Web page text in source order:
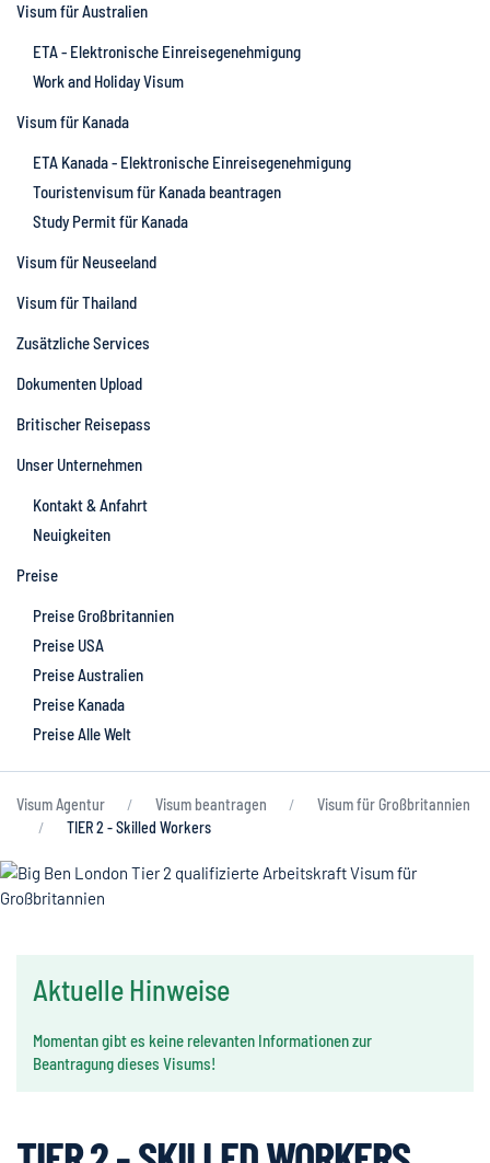
Visum für Australien
ETA - Elektronische Einreisegenehmigung
Work and Holiday Visum
Visum für Kanada
ETA Kanada - Elektronische Einreisegenehmigung
Touristenvisum für Kanada beantragen
Study Permit für Kanada
Visum für Neuseeland
Visum für Thailand
Zusätzliche Services
Dokumenten Upload
Britischer Reisepass
Unser Unternehmen
Kontakt & Anfahrt
Neuigkeiten
Preise
Preise Großbritannien
Preise USA
Preise Australien
Preise Kanada
Preise Alle Welt
Visum Agentur Visum beantragen
Visum für Großbritannien
TIER 2 - Skilled Workers
Aktuelle Hinweise
Momentan gibt es keine relevanten Informationen zur
Beantragung dieses Visums!